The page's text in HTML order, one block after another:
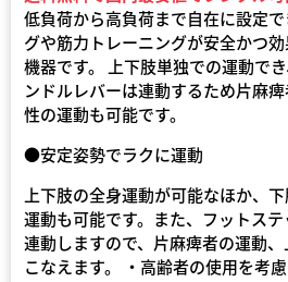
低負荷から高負荷まで自在に設定
グや筋力トレーニングが安全かつ
機器です。 上下肢単独での運動で
ンドルレバーは連動するため片麻
性の運動も可能です。
●安定姿勢でラクに運動
上下肢の全身運動が可能なほか、
運動も可能です。また、フットス
連動しますので、片麻痺者の運動
こなえます。 ・高齢者の使用を考